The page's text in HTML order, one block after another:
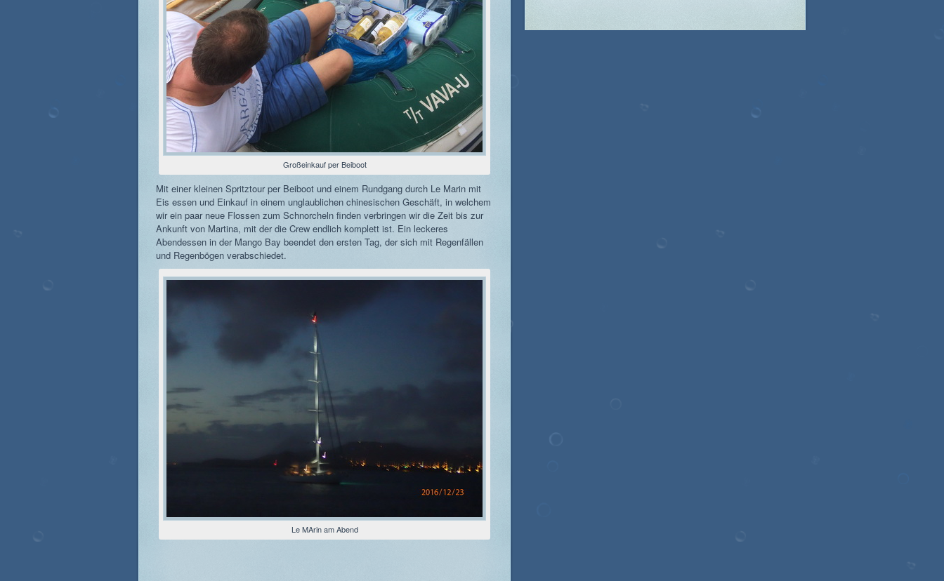
Großeinkauf per Beiboot
Mit einer kleinen Spritztour per Beiboot und einem Rundgang durch Le Marin mit
Eis essen und Einkauf in einem unglaublichen chinesischen Geschäft, in welchem
wir ein paar neue Flossen zum Schnorcheln finden verbringen wir die Zeit bis zur
Ankunft von Martina, mit der die Crew endlich komplett ist. Ein leckeres
Abendessen in der Mango Bay beendet den ersten Tag, der sich mit Regenfällen
und Regenbögen verabschiedet.
Le MArin am Abend